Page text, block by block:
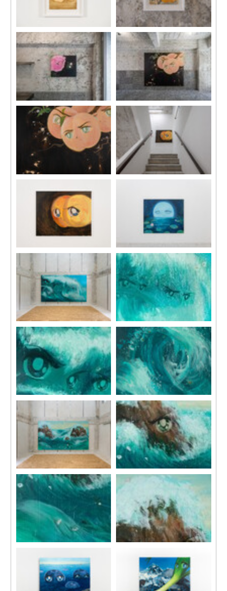
《桃子》，2025
紙本水彩
紙本尺寸： 24 x 19 cm; 9 1/2 x
裝裱尺寸：33.5 x 28.7 cm; 13
1/4 x 11 1/4 in
《柿子》，2025
紙本水彩
紙本尺寸：19 x 24 cm; 7 1/2 x 9
1/2 in
裝裱尺寸：28.7 x 33.5 cm; 11
1/4 x 13 1/4 in
展覽現場，「夏」，馬凌畫
廊，香港，2025。
《螢火蟲》 ，2025
布面丙烯
50 x 60 cm
23 5/8 x 19 3/4 in
展覽現場，「夏」，馬凌畫
廊，香港，2025。
《夜色》 ，2025
布面丙烯
168 x 200 cm
66 1/8 x 78 3/4 in
展覽現場，「夏」，馬凌畫
廊，香港，2025。
168 x 200 cm
66 1/8 x 78 3/4 in
《警惕 》，2024-2025
80 x 100 cm
31 1/2 x 39 3/8 in
《藍色月亮》，2025
布面丙烯
168 x 200 cm
66 1/8 x 78 3/4 in
展覽現場，「夏」，馬凌畫
廊，香港，2025。
《海浪》，2025
布面丙烯
230 x 392 cm; 90 1/2 x 154 3/8
每幅230 x 196 cm; 90 1/2 x 77
1/8 in
展覽現場，「夏」，馬凌畫
廊，香港，2025。
（細節）
《海浪》，2025
布面丙烯
230 x 392 cm; 90 1/2 x 154 3/8
in
每幅230 x 196 cm; 90 1/2 x 77
1/8 in
（細節）
布面丙烯
230 x 392 cm; 90 1/2 x 154 3/8
每幅230 x 196 cm; 90 1/2 x 77
（細節）
《海浪》，2025
布面丙烯
230 x 392 cm; 90 1/2 x 154 3/8
in
每幅230 x 196 cm; 90 1/2 x 77
1/8 in
《岩石》，2025
布面丙烯
230 x 406 cm; 90 1/2 x 159 7/8
每幅230 x 203 cm; 90 1/2 x 79
7/8 in
展覽現場，「夏」，馬凌畫
廊，香港，2025。
（細節）
《岩石》，2025
布面丙烯
230 x 406 cm; 90 1/2 x 159 7/8
每幅230 x 203 cm; 90 1/2 x 79
7/8 in
布面丙烯
230 x 406 cm; 90 1/2 x 159 7/8
每幅230 x 203 cm; 90 1/2 x 79
230 x 406 cm; 90 1/2 x 159 7/8
每幅230 x 203 cm; 90 1/2 x 79